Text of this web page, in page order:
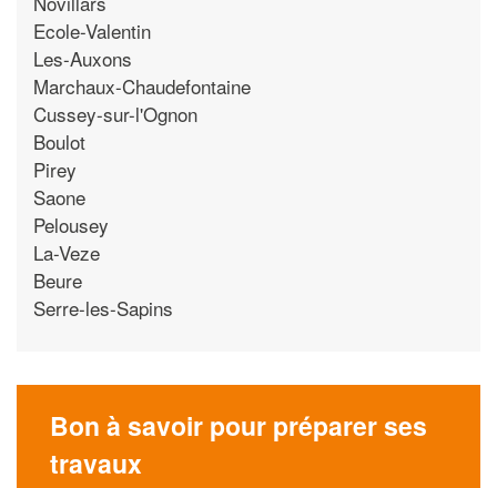
Ecole-Valentin
Les-Auxons
Marchaux-Chaudefontaine
Cussey-sur-l'Ognon
Boulot
Pirey
Saone
Pelousey
La-Veze
Beure
Serre-les-Sapins
Bon à savoir pour préparer ses
travaux